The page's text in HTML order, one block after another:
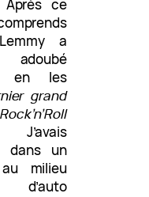
Après ce
a
adoubé
en les
grand
dans un
milieu